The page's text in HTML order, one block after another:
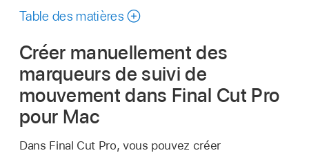
ce
Table des matières
Créer manuellement des
marqueurs de suivi de
mouvement dans Final Cut Pro
pour Mac
Dans Final Cut Pro, vous pouvez créer